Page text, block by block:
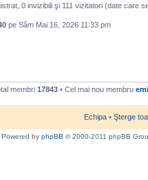
0 invizibili şi 111 vizitatori (date care
pe Sâm Mai 16, 2026 11:33 pm
membri 17843 • Cel mai nou membru
Echipa • Şterge
Powered by phpBB © 2000-2011 phpBB